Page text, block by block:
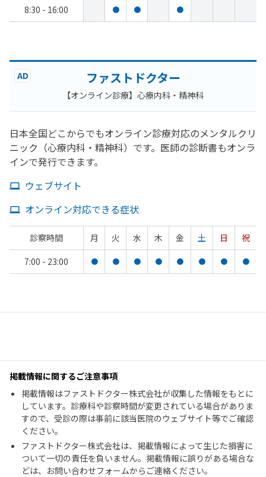
8:30 - 16:00 ● ● ●
AD ファストドクター
【オンライン診療】心療内科・精神科
日本全国どこからでもオンライン診療対応のメンタルクリ
ニック（心療内科・精神科）です。医師の診断書もオンラ
インで発行できます。
ウェブサイト
オンライン対応できる症状
診察時間 月 火 水 木 金 土 日
祝
7:00 - 23:00
● ● ● ● ● ● ● ●
掲載情報に関するご注意事項
掲載情報はファストドクター株式会社が収集した情報をもとに
しています。診療科や診察時間が変更されている場合がありま
すので、受診の際は事前に該当医院のウェブサイト等でご確認
ください。
ファストドクター株式会社は、掲載情報によって生じた損害に
ついて一切の責任を負いません。掲載情報に誤りがある場合な
どは、お問い合わせフォームからご連絡ください。